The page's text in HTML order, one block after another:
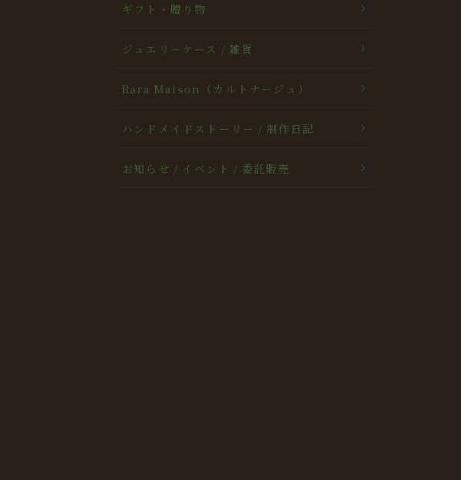
ギフト・贈り物
ジュエリーケース / 雑貨
Rara Maison（カルトナージュ）
ハンドメイドストーリー / 制作日記
お知らせ / イベント / 委託販売